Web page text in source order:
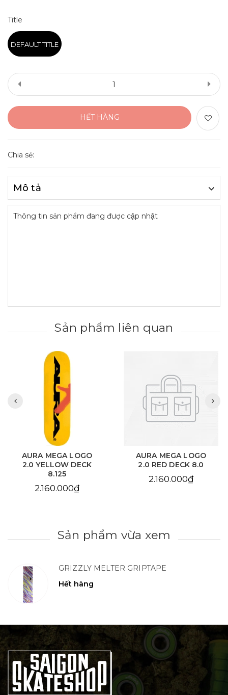
Title
DEFAULT TITLE
HẾT HÀNG
Chia sẻ:
Mô tả
Thông tin sản phẩm đang được cập nhật
Sản phẩm liên quan
AURA MEGA LOGO
2.0 RED DECK 8.0
2.160.000₫
AURA CHAIN EYE
LOVE SKY BLUE DECK
8.125
Sản phẩm vừa xem
GRIZZLY MELTER GRIPTAPE
Hết hàng